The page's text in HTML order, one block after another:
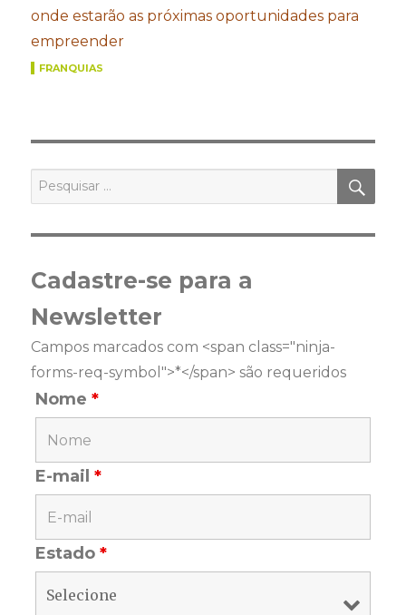
onde estarão as próximas oportunidades para
empreender
FRANQUIAS
por:
Cadastre-se para a
Newsletter
Campos marcados com <span class="ninja-
forms-req-symbol">*</span> são requeridos
Nome*
E-mail*
Estado*